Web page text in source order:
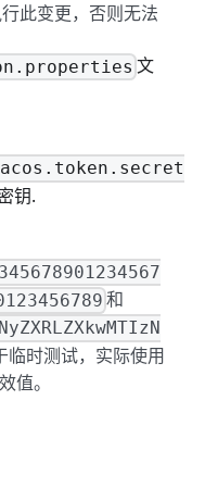
此变更，否则无法
文
钥.
和
临时测试，实际使用
值。